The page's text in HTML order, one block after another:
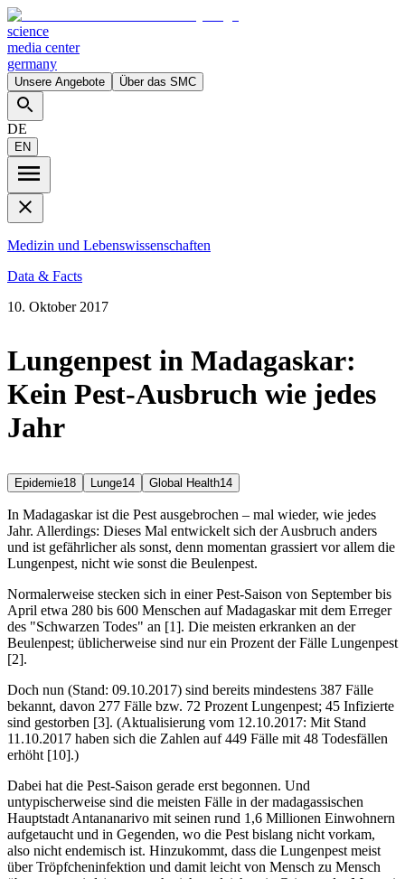
science
media center
germany
Unsere Angebote Über das SMC
DE
EN
Medizin und Lebenswissenschaften
Data & Facts
10. Oktober 2017
Lungenpest in Madagaskar:
Kein Pest-Ausbruch wie jedes
Jahr
Epidemie18 Lunge14 Global Health14
In Madagaskar ist die Pest ausgebrochen – mal wieder, wie jedes
Jahr. Allerdings: Dieses Mal entwickelt sich der Ausbruch anders
und ist gefährlicher als sonst, denn momentan grassiert vor allem die
Lungenpest, nicht wie sonst die Beulenpest.
Normalerweise stecken sich in einer Pest-Saison von September bis
April etwa 280 bis 600 Menschen auf Madagaskar mit dem Erreger
des "Schwarzen Todes" an [1]. Die meisten erkranken an der
Beulenpest; üblicherweise sind nur ein Prozent der Fälle Lungenpest
[2].
Doch nun (Stand: 09.10.2017) sind bereits mindestens 387 Fälle
bekannt, davon 277 Fälle bzw. 72 Prozent Lungenpest; 45 Infizierte
sind gestorben [3]. (Aktualisierung vom 12.10.2017: Mit Stand
11.10.2017 haben sich die Zahlen auf 449 Fälle mit 48 Todesfällen
erhöht [10].)
Dabei hat die Pest-Saison gerade erst begonnen. Und
untypischerweise sind die meisten Fälle in der madagassischen
Hauptstadt Antananarivo mit seinen rund 1,6 Millionen Einwohnern
aufgetaucht und in Gegenden, wo die Pest bislang nicht vorkam,
also nicht endemisch ist. Hinzukommt, dass die Lungenpest meist
über Tröpfcheninfektion und damit leicht von Mensch zu Mensch